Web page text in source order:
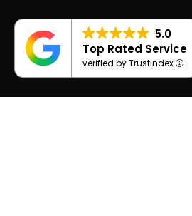
5.0
Top Rated Service
verified by Trustindex